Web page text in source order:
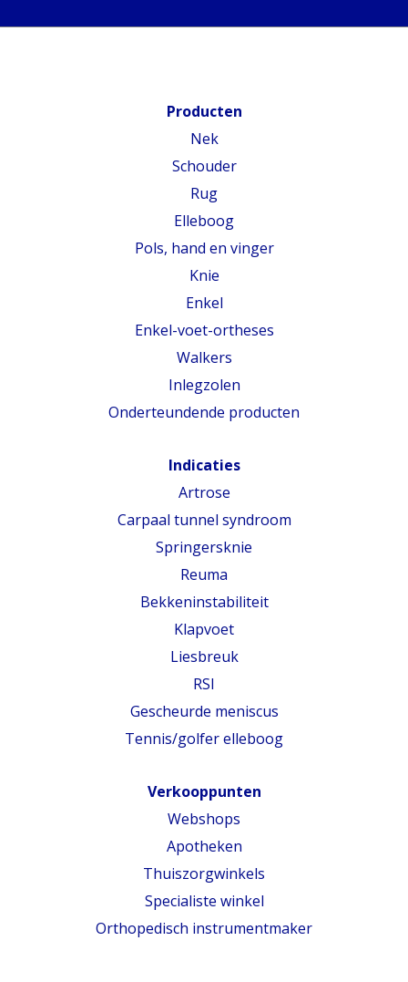
Producten
Nek
Schouder
Rug
Elleboog
Pols, hand en vinger
Knie
Enkel
Enkel-voet-ortheses
Walkers
Inlegzolen
Onderteundende producten
Indicaties
Artrose
Carpaal tunnel syndroom
Springersknie
Reuma
Bekkeninstabiliteit
Klapvoet
Liesbreuk
RSI
Gescheurde meniscus
Tennis/golfer elleboog
Verkooppunten
Webshops
Apotheken
Thuiszorgwinkels
Specialiste winkel
Orthopedisch instrumentmaker